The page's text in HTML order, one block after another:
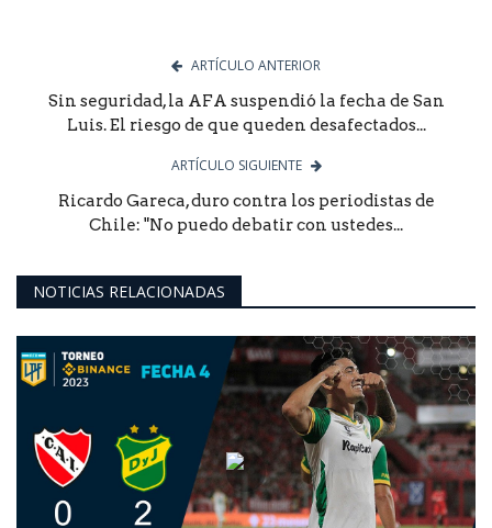
ARTÍCULO ANTERIOR
Sin seguridad, la AFA suspendió la fecha de San
Luis. El riesgo de que queden desafectados...
ARTÍCULO SIGUIENTE
Ricardo Gareca, duro contra los periodistas de
Chile: "No puedo debatir con ustedes...
NOTICIAS RELACIONADAS